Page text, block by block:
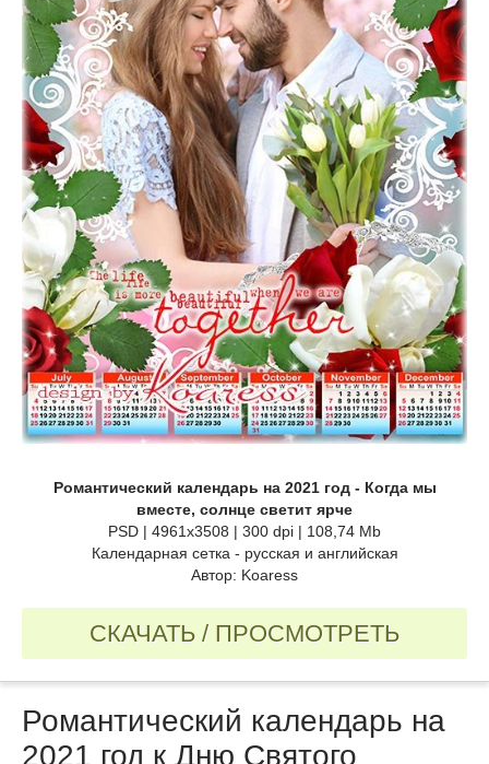
Романтический календарь на 2021 год - Когда мы
вместе, солнце светит ярче
PSD | 4961x3508 | 300 dpi | 108,74 Mb
Календарная сетка - русская и английская
Автор: Koaress
СКАЧАТЬ / ПРОСМОТРЕТЬ
Романтический календарь на
2021 год к Дню Святого